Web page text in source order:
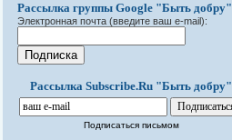
Рассылка группы Google "Быть добру"
Электронная почта (введите ваш e-mail):
Рассылка Subscribe.Ru "Быть добру"
Подписаться письмом